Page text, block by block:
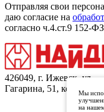
Отправляя свои
даю согласие на
согласно ч.4.ст.9 152-
426049, г. Ижевск, ул.
Гагарина, 51, кор.1Мы
на